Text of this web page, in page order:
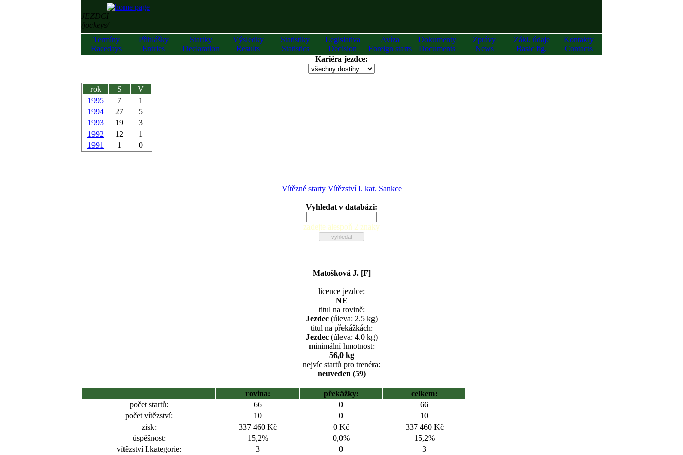
JEZDCI
/jockeys/
Termíny
Racedays
Přihlášky
Entries
Startky
Declaration
Výsledky
Results
Statistiky
Statistics
Legislativa
Decision
Avíza
Foreign starts
Dokumenty
Documents
Zprávy
News
Zákl. údaje
Basic fig.
Kontakty
Contacts
Kariéra jezdce:
rok S
V
1995
7
1
1994
27
5
1993
19
3
1992
12
1
1991
1 0
Vítězné starty Vítězství I. kat. Sankce
Vyhledat v databázi:
zadejte alespoň 2 znaky
Matošková J. [F]
licence jezdce:
NE
titul na rovině:
Jezdec(úleva: 2.5 kg)
titul na překážkách:
Jezdec(úleva: 4.0 kg)
minimální hmotnost:
56,0 kg
nejvíc startů pro trenéra:
neuveden (59)
rovina: překážky:
celkem:
počet startů:
66 0
66
počet vítězství:
10 0
10
zisk:
337 460 Kč 0 Kč
337 460 Kč
úspěšnost:
15,2% 0,0%
15,2%
vítězství I.kategorie:
3 0 3